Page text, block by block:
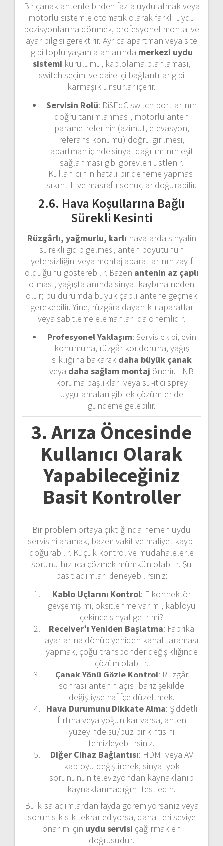
Bir çanak antenle birden fazla uydu almak veya
motorlu sistemle otomatik olarak farklı uydu
pozisyonlarına dönmek, profesyonel montaj ve
ayar bilgisi gerektirir. Ayrıca apartman veya site
gibi toplu yaşam alanlarında merkezi uydu
sistemi kurulumu, kablolama planlaması,
switch seçimi ve daire içi bağlantılar gibi
karmaşık unsurlar içerir.
Servisin Rolü: DiSEqC switch portlarının
doğru tanımlanması, motorlu anten
parametrelerinin (azimut, elevasyon,
referans konumu) doğru girilmesi,
apartman içinde sinyal dağılımının eşit
sağlanması gibi görevleri üstlenir.
Kullanıcının hatalı bir deneme yapması
sıkıntılı ve masraflı sonuçlar doğurabilir.
2.6. Hava Koşullarına Bağlı
Sürekli Kesinti
Rüzgârlı, yağmurlu, karlı havalarda sinyalin
sürekli gidip gelmesi, anten boyutunun
yetersizliğini veya montaj aparatlarının zayıf
olduğunu gösterebilir. Bazen antenin az çaplı
olması, yağışta anında sinyal kaybına neden
olur; bu durumda büyük çaplı antene geçmek
gerekebilir. Yine, rüzgâra dayanıklı aparatlar
veya sabitleme elemanları da önemlidir.
Profesyonel Yaklaşım: Servis ekibi, evin
konumuna, rüzgâr koridoruna, yağış
sıklığına bakarak daha büyük çanak
veya daha sağlam montaj önerir. LNB
koruma başlıkları veya su-itici sprey
uygulamaları gibi ek çözümler de
gündeme gelebilir.
3. Arıza Öncesinde
Kullanıcı Olarak
Yapabileceğiniz
Basit Kontroller
Bir problem ortaya çıktığında hemen uydu
servisini aramak, bazen vakit ve maliyet kaybı
doğurabilir. Küçük kontrol ve müdahalelerle
sorunu hızlıca çözmek mümkün olabilir. Şu
basit adımları deneyebilirsiniz:
Kablo Uçlarını Kontrol: F konnektör
gevşemiş mi, oksitlenme var mı, kabloyu
çekince sinyal gelir mi?
Receiver’ı Yeniden Başlatma: Fabrika
ayarlarına dönüp yeniden kanal taraması
yapmak, çoğu transponder değişikliğinde
çözüm olabilir.
Çanak Yönü Gözle Kontrol: Rüzgâr
sonrası antenin açısı bariz şekilde
değiştiyse hafifçe düzeltmek.
Hava Durumunu Dikkate Alma: Şiddetli
fırtına veya yoğun kar varsa, anten
yüzeyinde su/buz birikintisini
temizleyebilirsiniz.
Diğer Cihaz Bağlantısı: HDMI veya AV
kabloyu değiştirerek, sinyal yok
sorununun televizyondan kaynaklanıp
kaynaklanmadığını test edin.
Bu kısa adımlardan fayda göremiyorsanız veya
sorun sık sık tekrar ediyorsa, daha ileri seviye
onarım için uydu servisi çağırmak en
doğrusudur.